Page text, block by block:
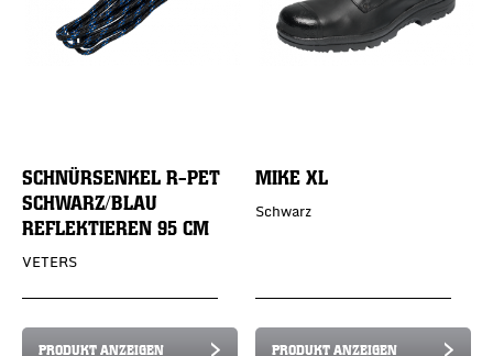
SCHNÜRSENKEL R-PET
SCHWARZ/BLAU
REFLEKTIEREN 95 CM
VETERS
PRODUKT ANZEIGEN
MIKE XL
Schwarz
PRODUKT ANZEIGEN